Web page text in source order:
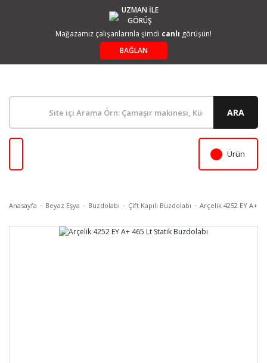
UZMAN İLE
GÖRÜŞ
Mağazamız çalışanlarınla şimdi canlı görüşün!
BAĞLAN
ARA
Ürün
Anasayfa Beyaz Eşya Buzdolabı Çift Kapılı Buzdolabı Arçelik 4252 EY A+